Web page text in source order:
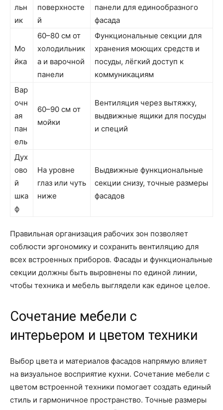
льн
ик
поверхносте
й
панели для единообразного
фасада
Мо
йка
60–80 см от
холодильник
а и варочной
панели
Функциональные секции для
хранения моющих средств и
посуды, лёгкий доступ к
коммуникациям
Вар
очн
ая
пан
ель
60–90 см от
мойки
Вентиляция через вытяжку,
выдвижные ящики для посуды
и специй
Дух
ово
й
шка
ф
На уровне
глаз или чуть
ниже
Выдвижные функциональные
секции снизу, точные размеры
фасадов
Правильная организация рабочих зон позволяет
соблюсти эргономику и сохранить вентиляцию для
всех встроенных приборов. Фасады и функциональные
секции должны быть выровнены по единой линии,
чтобы техника и мебель выглядели как единое целое.
Сочетание мебели с
интерьером и цветом техники
Выбор цвета и материалов фасадов напрямую влияет
на визуальное восприятие кухни. Сочетание мебели с
цветом встроенной техники помогает создать единый
стиль и гармоничное пространство. Точные размеры